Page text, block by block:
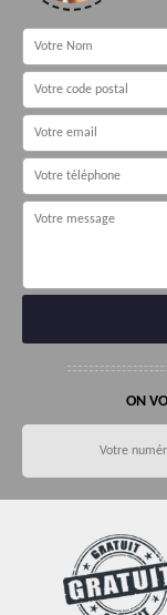
ON